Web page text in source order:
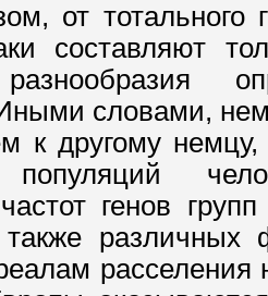
от тотального
составляют
разнообразия
словами,
к другому
популяций
генов
различных